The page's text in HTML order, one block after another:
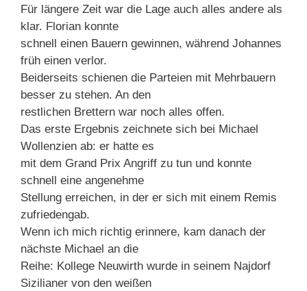
Für längere Zeit war die Lage auch alles andere als
klar. Florian konnte
schnell einen Bauern gewinnen, während Johannes
früh einen verlor.
Beiderseits schienen die Parteien mit Mehrbauern
besser zu stehen. An den
restlichen Brettern war noch alles offen.
Das erste Ergebnis zeichnete sich bei Michael
Wollenzien ab: er hatte es
mit dem Grand Prix Angriff zu tun und konnte
schnell eine angenehme
Stellung erreichen, in der er sich mit einem Remis
zufriedengab.
Wenn ich mich richtig erinnere, kam danach der
nächste Michael an die
Reihe: Kollege Neuwirth wurde in seinem Najdorf
Sizilianer von den weißen